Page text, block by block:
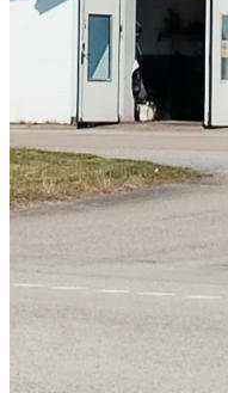
Skadeverkstad